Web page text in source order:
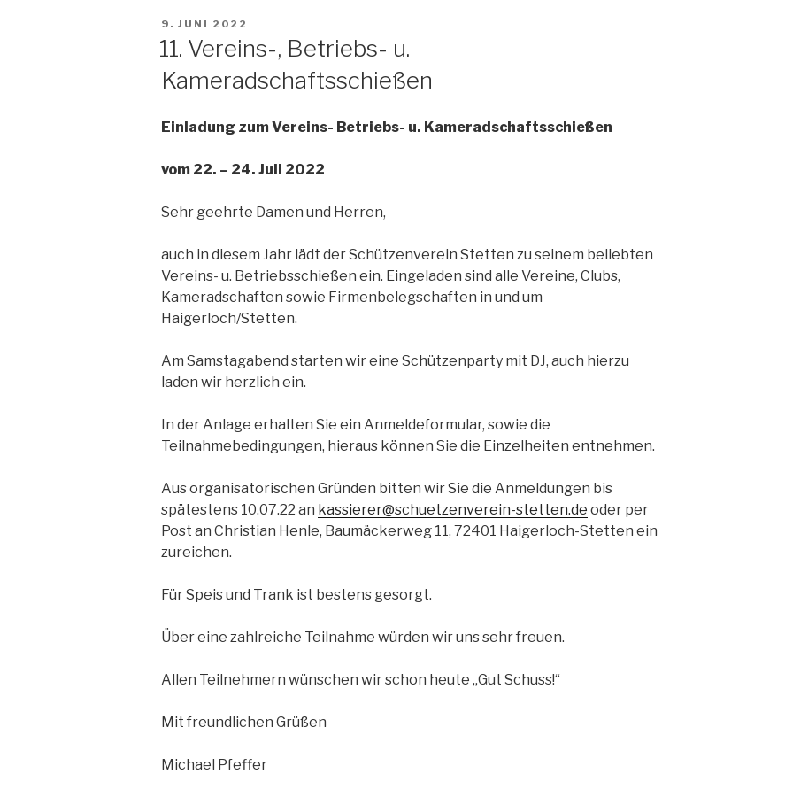
VERÖFFENTLICHT
9. JUNI 2022
11. Vereins-, Betriebs- u.
Kameradschaftsschießen
Einladung zum Vereins- Betriebs- u. Kameradschaftsschießen
vom 22. – 24. Juli 2022
Sehr geehrte Damen und Herren,
auch in diesem Jahr lädt der Schützenverein Stetten zu seinem beliebten
Vereins- u. Betriebsschießen ein. Eingeladen sind alle Vereine, Clubs,
Kameradschaften sowie Firmenbelegschaften in und um
Haigerloch/Stetten.
Am Samstagabend starten wir eine Schützenparty mit DJ, auch hierzu
laden wir herzlich ein.
In der Anlage erhalten Sie ein Anmeldeformular, sowie die
Teilnahmebedingungen, hieraus können Sie die Einzelheiten entnehmen.
Aus organisatorischen Gründen bitten wir Sie die Anmeldungen bis
spätestens 10.07.22 an kassierer@schuetzenverein-stetten.de oder per
Post an Christian Henle, Baumäckerweg 11, 72401 Haigerloch-Stetten ein
zureichen.
Für Speis und Trank ist bestens gesorgt.
Über eine zahlreiche Teilnahme würden wir uns sehr freuen.
Allen Teilnehmern wünschen wir schon heute „Gut Schuss!“
Mit freundlichen Grüßen
Michael Pfeffer